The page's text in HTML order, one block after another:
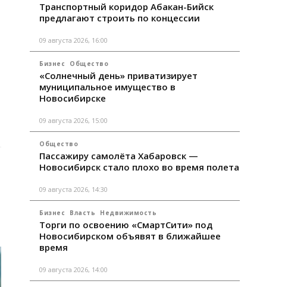
Транспортный коридор Абакан-Бийск
предлагают строить по концессии
09 августа 2026, 16:00
Бизнес Общество
«Солнечный день» приватизирует
муниципальное имущество в
Новосибирске
09 августа 2026, 15:00
Общество
Пассажиру самолёта Хабаровск —
Новосибирск стало плохо во время полета
09 августа 2026, 14:30
Бизнес Власть Недвижимость
Торги по освоению «СмартСити» под
Новосибирском объявят в ближайшее
время
09 августа 2026, 14:00